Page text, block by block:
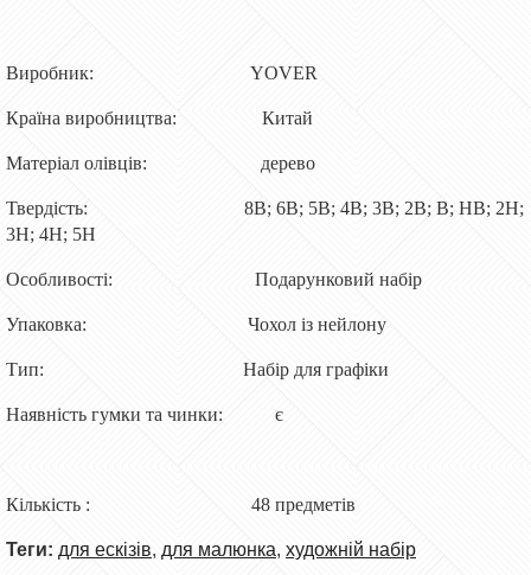
Виробник: YOVER
Країна виробництва: Китай
Матеріал олівців: дерево
Твердість: 8В; 6B; 5B; 4B; 3B; 2B; B; HB; 2H;
3H; 4H; 5H
Особливості: Подарунковий набір
Упаковка: Чохол із нейлону
Тип: Набір для графіки
Наявність гумки та чинки: є
Кількість : 48 предметів
Теги: для ескізів, для малюнка, художній набір